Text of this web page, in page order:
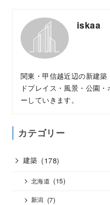
iskaa
関東・甲信越近辺の新建
ドプレイス・風景・公園
ーしていきます。
カテゴリー
建築 (178)
北海道 (15)
新潟 (7)